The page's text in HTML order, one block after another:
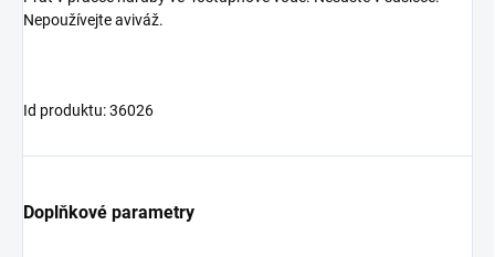
Nepoužívejte aviváž.
Id produktu: 36026
Doplňkové parametry